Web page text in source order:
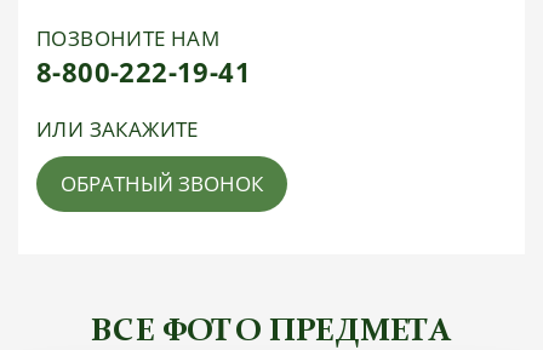
ПОЗВОНИТЕ НАМ
8-800-222-19-41
ИЛИ ЗАКАЖИТЕ
ОБРАТНЫЙ ЗВОНОК
ВСЕ ФОТО ПРЕДМЕТА